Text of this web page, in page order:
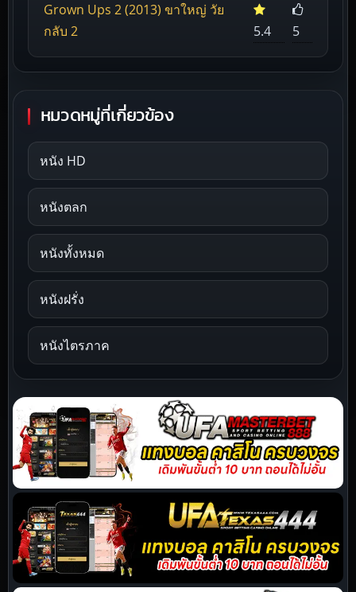
Grown Ups 2 (2013) ขาใหญ่ วัย
กลับ 2
5.4 5
หมวดหมู่ที่เกี่ยวข้อง
หนัง HD
หนังตลก
หนังทั้งหมด
หนังฝรั่ง
หนังไตรภาค